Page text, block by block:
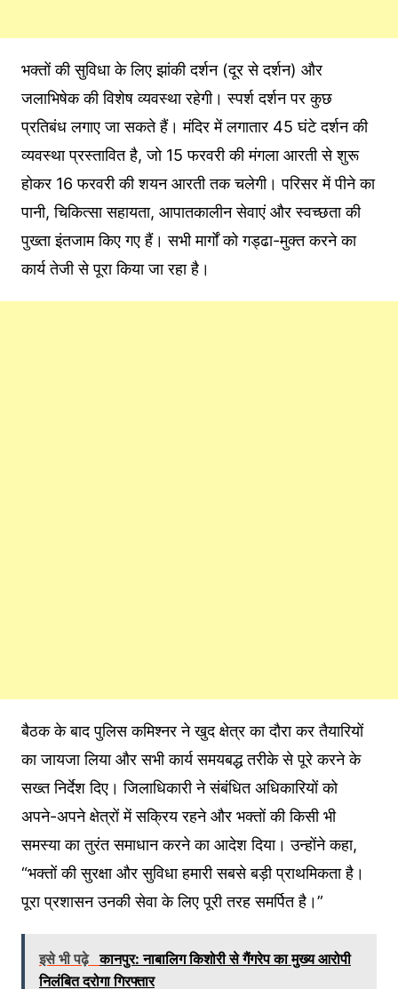
भक्तों की सुविधा के लिए झांकी दर्शन (दूर से दर्शन) और
जलाभिषेक की विशेष व्यवस्था रहेगी। स्पर्श दर्शन पर कुछ
प्रतिबंध लगाए जा सकते हैं। मंदिर में लगातार 45 घंटे दर्शन की
व्यवस्था प्रस्तावित है, जो 15 फरवरी की मंगला आरती से शुरू
होकर 16 फरवरी की शयन आरती तक चलेगी। परिसर में पीने का
पानी, चिकित्सा सहायता, आपातकालीन सेवाएं और स्वच्छता की
पुख्ता इंतजाम किए गए हैं। सभी मार्गों को गड्ढा-मुक्त करने का
कार्य तेजी से पूरा किया जा रहा है।
बैठक के बाद पुलिस कमिश्नर ने खुद क्षेत्र का दौरा कर तैयारियों
का जायजा लिया और सभी कार्य समयबद्ध तरीके से पूरे करने के
सख्त निर्देश दिए। जिलाधिकारी ने संबंधित अधिकारियों को
अपने-अपने क्षेत्रों में सक्रिय रहने और भक्तों की किसी भी
समस्या का तुरंत समाधान करने का आदेश दिया। उन्होंने कहा,
“भक्तों की सुरक्षा और सुविधा हमारी सबसे बड़ी प्राथमिकता है।
पूरा प्रशासन उनकी सेवा के लिए पूरी तरह समर्पित है।”
इसे भी पढ़े कानपुर: नाबालिग किशोरी से गैंगरेप का मुख्य आरोपी
निलंबित दरोगा गिरफ्तार